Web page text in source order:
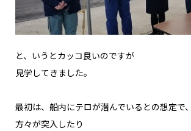
と、いうとカッコ良いのですが
見学してきました。
最初は、船内にテロが潜んでいるとの想定で
方々が突入したり